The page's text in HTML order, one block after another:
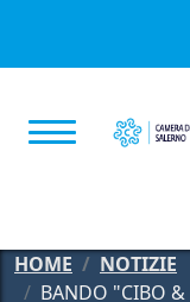
HOME
NOTIZIE
BANDO "CIBO &